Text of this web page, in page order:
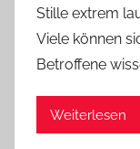
Stille extrem
Viele können
Betroffene
Weiterlesen